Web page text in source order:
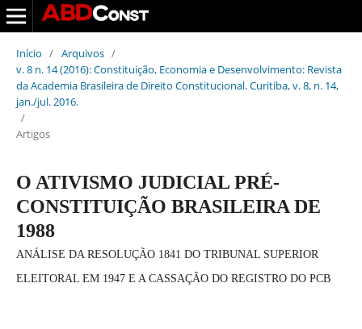
Início / Arquivos /
v. 8 n. 14 (2016): Constituição, Economia e Desenvolvimento: Revista
da Academia Brasileira de Direito Constitucional. Curitiba, v. 8, n. 14,
jan./jul. 2016.
/
Artigos
O ATIVISMO JUDICIAL PRÉ-
CONSTITUIÇÃO BRASILEIRA DE
1988
ANÁLISE DA RESOLUÇÃO 1841 DO TRIBUNAL SUPERIOR
ELEITORAL EM 1947 E A CASSAÇÃO DO REGISTRO DO PCB